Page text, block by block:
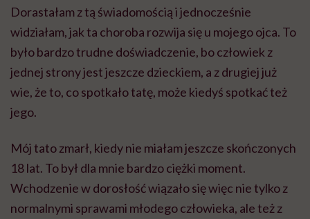
Dorastałam z tą świadomością i jednocześnie
widziałam, jak ta choroba rozwija się u mojego ojca. To
było bardzo trudne doświadczenie, bo człowiek z
jednej strony jest jeszcze dzieckiem, a z drugiej już
wie, że to, co spotkało tatę, może kiedyś spotkać też
jego.
Mój tato zmarł, kiedy nie miałam jeszcze skończonych
18 lat. To był dla mnie bardzo ciężki moment.
Wchodzenie w dorosłość wiązało się więc nie tylko z
normalnymi sprawami młodego człowieka, ale też z